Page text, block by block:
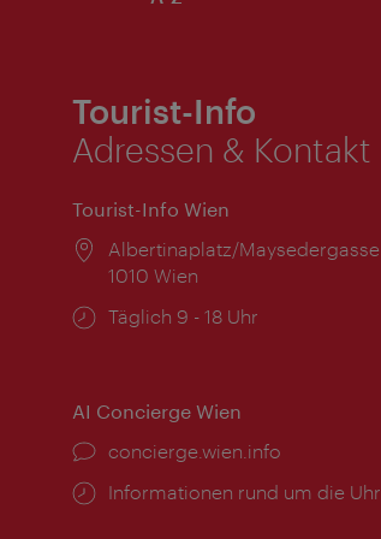
Tourist-Info
Adressen & Kontakt
Tourist-Info Wien
Ort:
Albertinaplatz/Maysedergasse
1010 Wien
Öffnungszeiten:
Täglich 9 - 18 Uhr
AI Concierge Wien
Ort:
concierge.wien.info
Öffnungszeiten:
Informationen rund um die Uhr